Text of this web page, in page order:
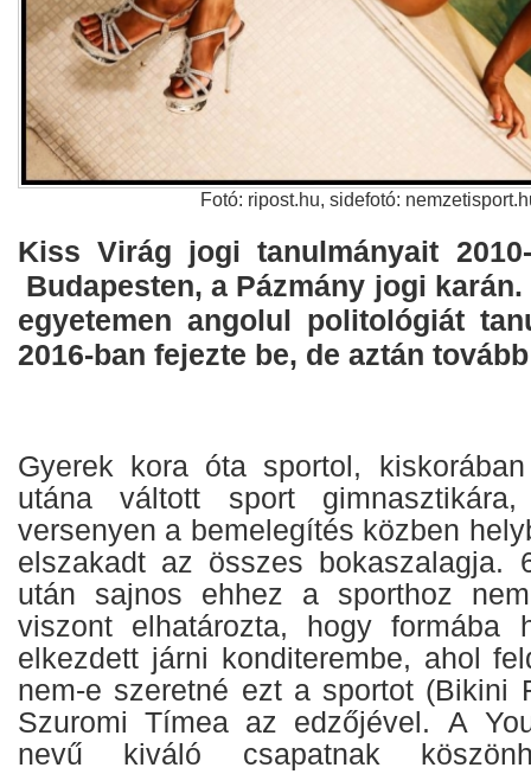
Fotó: ripost.hu, sidefotó:
Kiss Virág jogi tanulmányait
Budapesten, a Pázmány jogi
egyetemen angolul politológiát
2016-ban fejezte be, de aztán
Gyerek kora óta sportol,
utána váltott sport
versenyen a bemelegítés közben
elszakadt az összes bokaszalagja.
után sajnos ehhez a sporthoz
viszont elhatározta, hogy formába
elkezdett járni konditerembe, ahol
nem-e szeretné ezt a sportot (Bikini
Szuromi Tímea az edzőjével. A
nevű kiváló csapatnak